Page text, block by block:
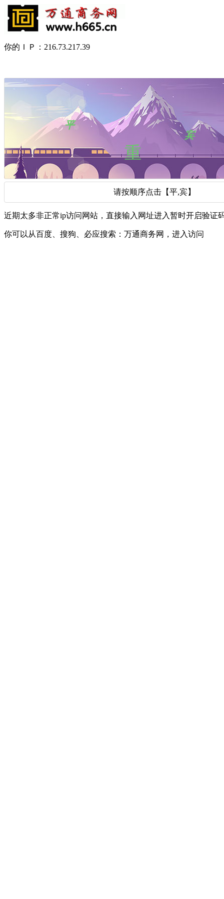
你的ＩＰ：216.73.217.39
请按顺序点击【平,宾】
近期太多非正常ip访问网站，直接输入网址进入暂时开启验证
你可以从百度、搜狗、必应搜索：万通商务网，进入访问